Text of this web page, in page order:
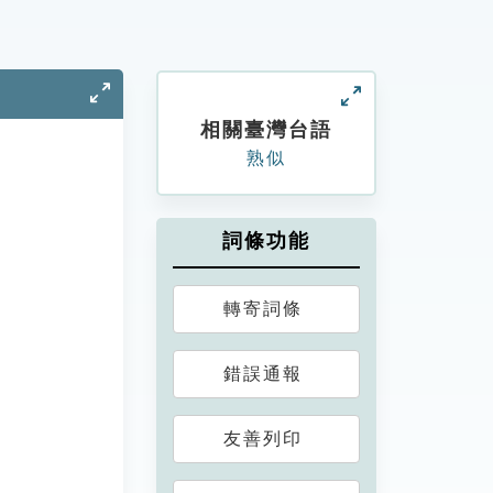
相關臺灣台語
熟似
詞條功能
轉寄詞條
錯誤通報
友善列印